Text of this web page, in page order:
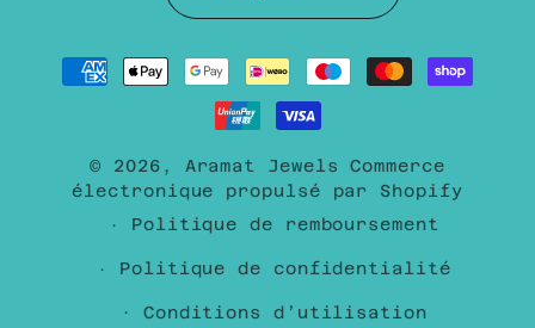
Moyens
© 2026, Aramat JewelsCommerce
électronique propulsé par Shopify
Politique de remboursement
Politique de confidentialité
Conditions d’utilisation